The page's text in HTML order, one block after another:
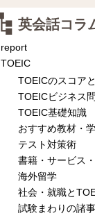
英会話コラ
report
TOEIC
TOEICのスコア
TOEICビジネス
TOEIC基礎知識
おすすめ教材・
テスト対策術
書籍・サービス
海外留学
社会・就職と
試験まわりの諸